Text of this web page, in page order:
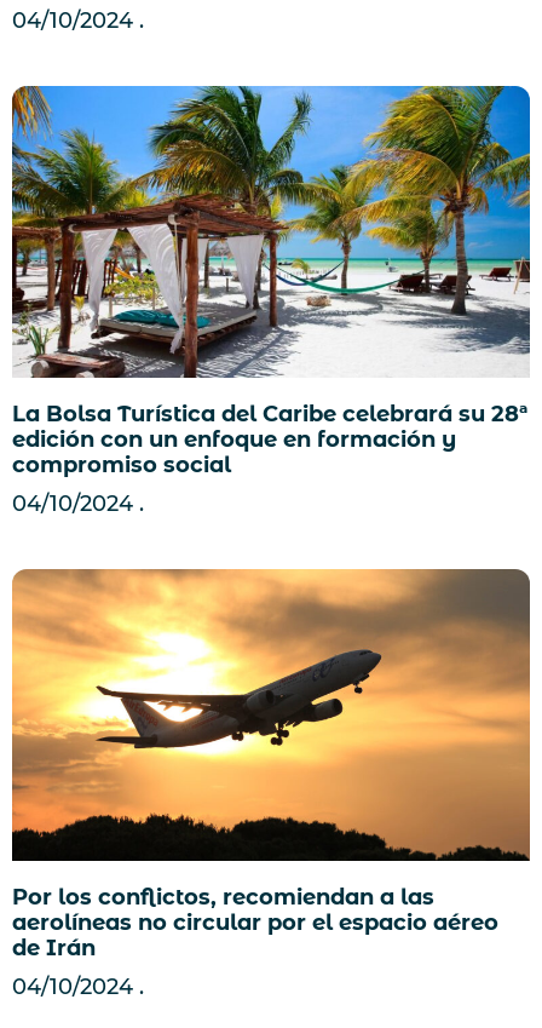
04/10/2024
La Bolsa Turística del Caribe celebrará su 28ª
edición con un enfoque en formación y
compromiso social
04/10/2024
Por los conflictos, recomiendan a las
aerolíneas no circular por el espacio aéreo
de Irán
04/10/2024